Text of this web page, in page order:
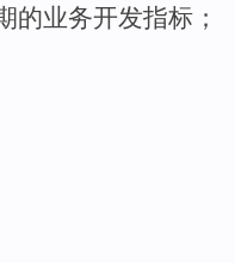
的业务开发指标；